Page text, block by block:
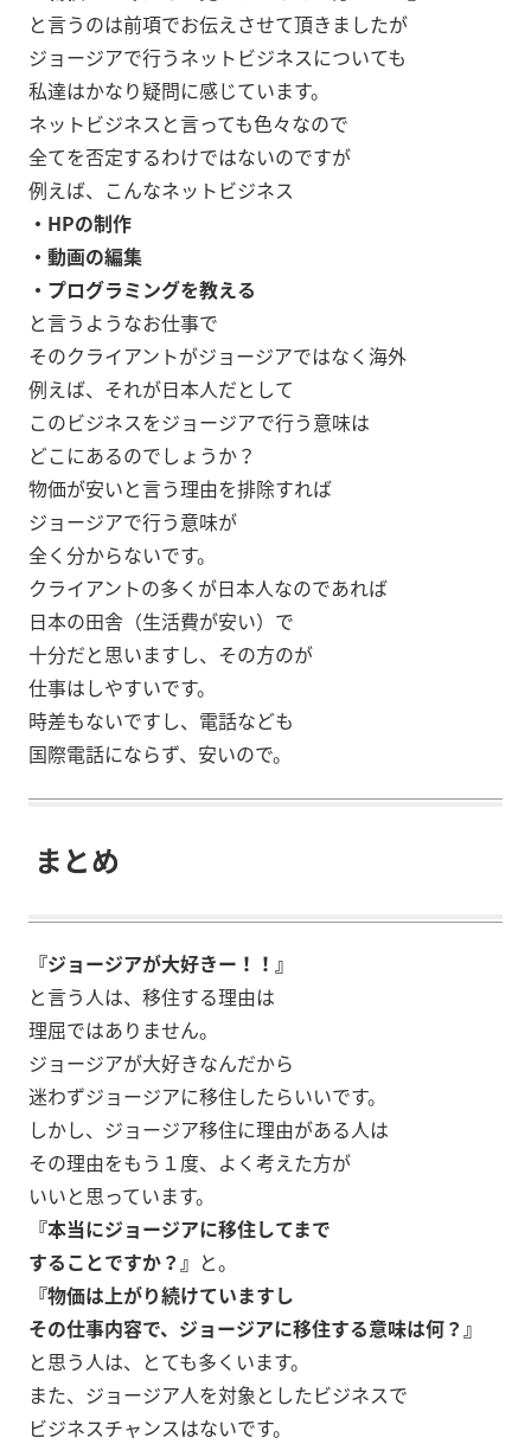
と言うのは前項でお伝えさせて頂きましたが
ジョージアで行うネットビジネスについても
私達はかなり疑問に感じています。
ネットビジネスと言っても色々なので
全てを否定するわけではないのですが
例えば、こんなネットビジネス
・HPの制作
・動画の編集
・プログラミングを教える
と言うようなお仕事で
そのクライアントがジョージアではなく海外
例えば、それが日本人だとして
このビジネスをジョージアで行う意味は
どこにあるのでしょうか？
物価が安いと言う理由を排除すれば
ジョージアで行う意味が
全く分からないです。
クライアントの多くが日本人なのであれば
日本の田舎（生活費が安い）で
十分だと思いますし、その方のが
仕事はしやすいです。
時差もないですし、電話なども
国際電話にならず、安いので。
まとめ
『ジョージアが大好きー！！』
と言う人は、移住する理由は
理屈ではありません。
ジョージアが大好きなんだから
迷わずジョージアに移住したらいいです。
しかし、ジョージア移住に理由がある人は
その理由をもう１度、よく考えた方が
いいと思っています。
『本当にジョージアに移住してまで
することですか？』 と。
『物価は上がり続けていますし
その仕事内容で、ジョージアに移住する意味は何？』
と思う人は、とても多くいます。
また、ジョージア人を対象としたビジネスで
ビジネスチャンスはないです。